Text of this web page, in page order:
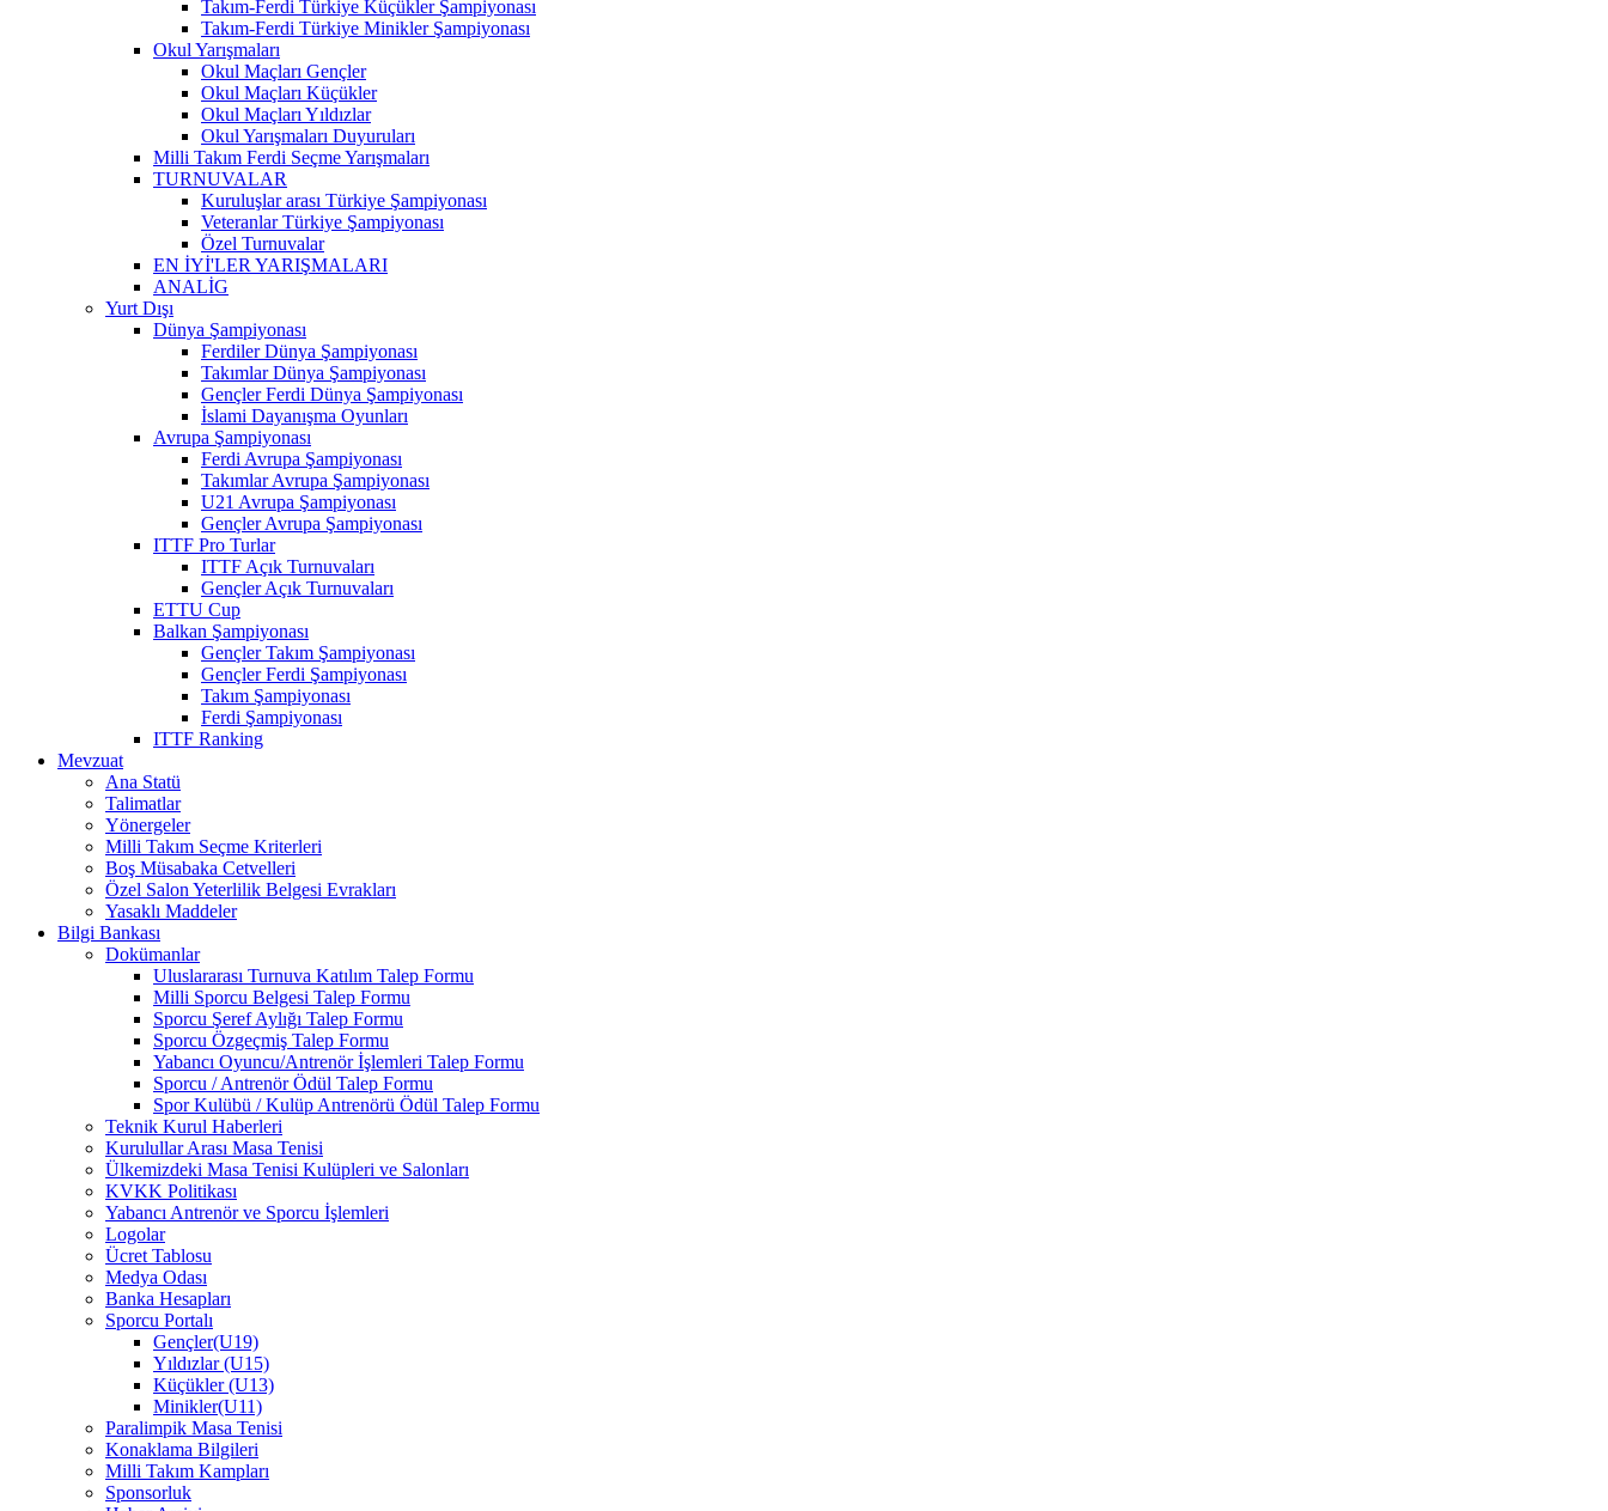
Takım-Ferdi Türkiye Küçükler Şampiyonası
Takım-Ferdi Türkiye Minikler Şampiyonası
Okul Yarışmaları
Okul Maçları Gençler
Okul Maçları Küçükler
Okul Maçları Yıldızlar
Okul Yarışmaları Duyuruları
Milli Takım Ferdi Seçme Yarışmaları
TURNUVALAR
Kuruluşlar arası Türkiye Şampiyonası
Veteranlar Türkiye Şampiyonası
Özel Turnuvalar
EN İYİ'LER YARIŞMALARI
ANALİG
Yurt Dışı
Dünya Şampiyonası
Ferdiler Dünya Şampiyonası
Takımlar Dünya Şampiyonası
Gençler Ferdi Dünya Şampiyonası
İslami Dayanışma Oyunları
Avrupa Şampiyonası
Ferdi Avrupa Şampiyonası
Takımlar Avrupa Şampiyonası
U21 Avrupa Şampiyonası
Gençler Avrupa Şampiyonası
ITTF Pro Turlar
ITTF Açık Turnuvaları
Gençler Açık Turnuvaları
ETTU Cup
Balkan Şampiyonası
Gençler Takım Şampiyonası
Gençler Ferdi Şampiyonası
Takım Şampiyonası
Ferdi Şampiyonası
ITTF Ranking
Mevzuat
Ana Statü
Talimatlar
Yönergeler
Milli Takım Seçme Kriterleri
Boş Müsabaka Cetvelleri
Özel Salon Yeterlilik Belgesi Evrakları
Yasaklı Maddeler
Bilgi Bankası
Dokümanlar
Uluslararası Turnuva Katılım Talep Formu
Milli Sporcu Belgesi Talep Formu
Sporcu Şeref Aylığı Talep Formu
Sporcu Özgeçmiş Talep Formu
Yabancı Oyuncu/Antrenör İşlemleri Talep Formu
Sporcu / Antrenör Ödül Talep Formu
Spor Kulübü / Kulüp Antrenörü Ödül Talep Formu
Teknik Kurul Haberleri
Kurulullar Arası Masa Tenisi
Ülkemizdeki Masa Tenisi Kulüpleri ve Salonları
KVKK Politikası
Yabancı Antrenör ve Sporcu İşlemleri
Logolar
Ücret Tablosu
Medya Odası
Banka Hesapları
Sporcu Portalı
Gençler(U19)
Yıldızlar (U15)
Küçükler (U13)
Minikler(U11)
Paralimpik Masa Tenisi
Konaklama Bilgileri
Milli Takım Kampları
Sponsorluk